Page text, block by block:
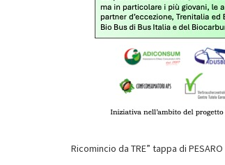
Ricomincio da TRE” tappa di PESARO